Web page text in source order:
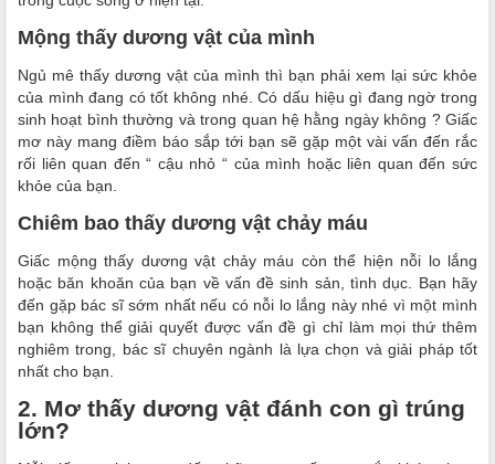
Mộng thấy dương vật của mình
Ngủ mê thấy dương vật của mình thì bạn phải xem lại sức khỏe
của mình đang có tốt không nhé. Có dấu hiệu gì đang ngờ trong
sinh hoạt bình thường và trong quan hệ hằng ngày không ? Giấc
mơ này mang điềm báo sắp tới bạn sẽ gặp một vài vấn đến rắc
rối liên quan đến “ cậu nhỏ “ của mình hoặc liên quan đến sức
khỏe của bạn.
Chiêm bao thấy dương vật chảy máu
Giấc mộng thấy dương vật chảy máu còn thể hiện nỗi lo lắng
hoặc băn khoăn của bạn về vấn đề sinh sản, tình dục. Bạn hãy
đến gặp bác sĩ sớm nhất nếu có nỗi lo lắng này nhé vì một mình
bạn không thể giải quyết được vấn đề gì chỉ làm mọi thứ thêm
nghiêm trong, bác sĩ chuyên ngành là lựa chọn và giải pháp tốt
nhất cho bạn.
2. Mơ thấy dương vật đánh con gì trúng
lớn?